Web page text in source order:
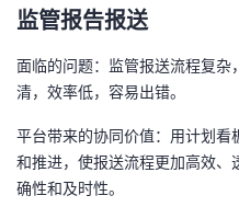
监管报告报送
面临的问题：监管报送流程复
清，效率低，容易出错。
平台带来的协同价值：用计划看
和推进，使报送流程更加高效、
确性和及时性。